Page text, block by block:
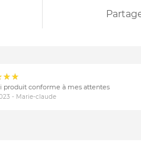
produit conforme à mes attentes
- Marie-claude